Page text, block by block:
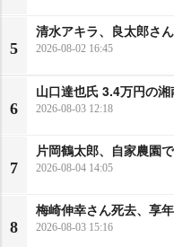
5
清水アキラ、良太郎さ
2026-08-02 16:45
6
山口達也氏 3.4万円の
2026-08-03 12:18
7
片岡鶴太郎、自家農園
2026-08-04 14:05
8
梅崎伸幸さん死去、享
2026-08-03 15:16